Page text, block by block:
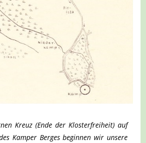
Kreuz (Ende der Klosterfreiheit) auf
Kamper Berges beginnen wir unsere